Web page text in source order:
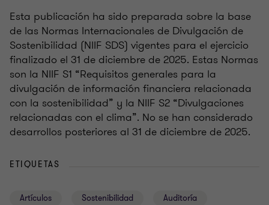
Esta publicación ha sido preparada sobre la base
de las Normas Internacionales de Divulgación de
Sostenibilidad (NIIF SDS) vigentes para el ejercicio
finalizado el 31 de diciembre de 2025. Estas Normas
son la NIIF S1 “Requisitos generales para la
divulgación de información financiera relacionada
con la sostenibilidad” y la NIIF S2 “Divulgaciones
relacionadas con el clima”. No se han considerado
desarrollos posteriores al 31 de diciembre de 2025.
ETIQUETAS
Artículos Sostenibilidad Auditoría